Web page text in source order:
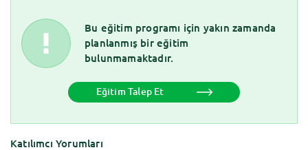
Bu eğitim programı için yakın zamanda
planlanmış bir eğitim
bulunmamaktadır.
Eğitim Talep Et
Katılımcı Yorumları